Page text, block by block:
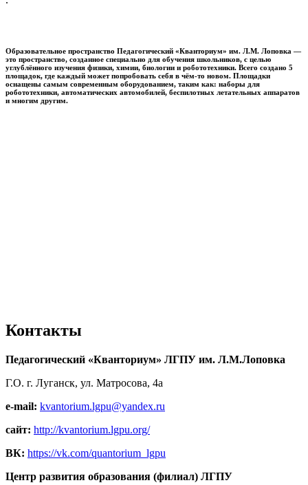
Образовательное пространство Педагогический «Кванториум» им. Л.М. Лоповка —
это пространство, созданное специально для обучения школьников, с целью
углублённого изучения физики, химии, биологии и робототехники. Всего создано 5
площадок, где каждый может попробовать себя в чём-то новом. Площадки
оснащены самым современным оборудованием, таким как: наборы для
робототехники, автоматических автомобилей, беспилотных летательных аппаратов
и многим другим.
Контакты
Педагогический «Кванториум» ЛГПУ им. Л.М.Лоповка
Г.О. г. Луганск, ул. Матросова, 4а
e-mail: kvantorium.lgpu@yandex.ru
сайт: http://kvantorium.lgpu.org/
ВК: https://vk.com/quantorium_lgpu
Центр развития образования (филиал) ЛГПУ